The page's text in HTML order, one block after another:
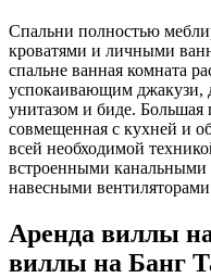
Спальни полностью
кроватями и личными
спальне ванная комната
успокаивающим джакузи,
унитазом и биде. Большая
совмещенная с кухней и
всей необходимой
встроенными канальными
навесными
Аренда виллы
виллы на Банг